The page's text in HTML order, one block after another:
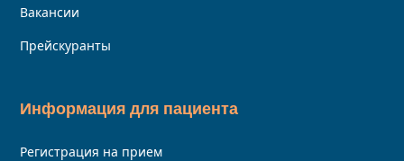
Вакансии
Прейскуранты
Информация для пациента
Регистрация на прием